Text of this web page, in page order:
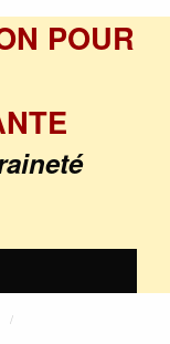
POUR